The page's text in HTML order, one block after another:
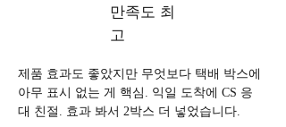
만족도 최
고
제품 효과도 좋았지만 무엇보다 택배 박스에
아무 표시 없는 게 핵심. 익일 도착에 CS 응
대 친절. 효과 봐서 2박스 더 넣었습니다.